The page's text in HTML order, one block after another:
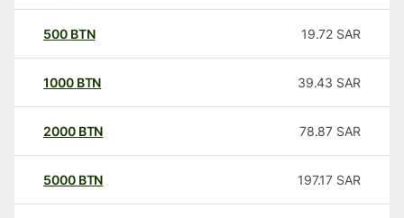
500 BTN 19.72 SAR
1000 BTN 39.43 SAR
2000 BTN 78.87 SAR
5000 BTN 197.17 SAR